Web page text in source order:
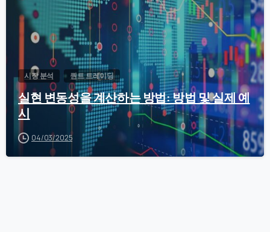
시장 분석 퀀트 트레이딩
실현 변동성을 계산하는 방법: 방법 및 실제 예
시
04/03/2025